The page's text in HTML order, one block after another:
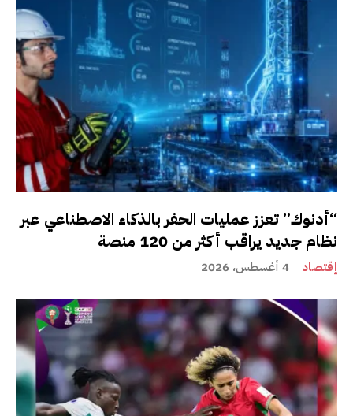
“أدنوك” تعزز عمليات الحفر بالذكاء الاصطناعي عبر
نظام جديد يراقب أكثر من 120 منصة
إقتصاد 4 أغسطس، 2026